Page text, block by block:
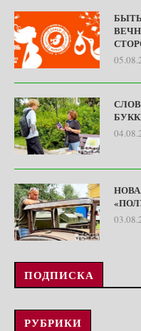
ПОДПИСКА
РУБРИКИ